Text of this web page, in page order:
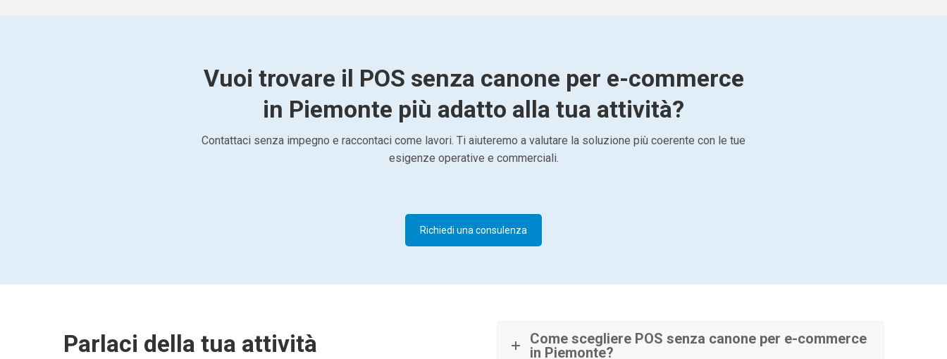
Vuoi trovare il POS senza canone per e-commerce
in Piemonte più adatto alla tua attività?
Contattaci senza impegno e raccontaci come lavori. Ti aiuteremo a valutare la soluzione più coerente con le tue
esigenze operative e commerciali.
Richiedi una consulenza
Parlaci della tua attività
Come scegliere POS senza canone per e-commerce
in Piemonte?